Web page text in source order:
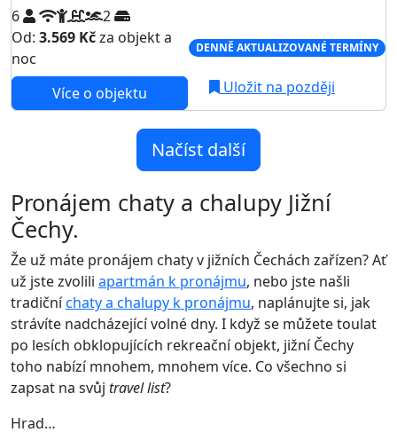
6
2
Od: 3.569 Kčza objekt a
noc
DENNĚ AKTUALIZOVANÉ TERMÍNY
Více o objektu Uložit na později
Načíst další
Pronájem chaty a chalupy Jižní
Čechy.
Že už máte pronájem chaty v jižních Čechách zařízen? Ať
už jste zvolili apartmán k pronájmu, nebo jste našli
tradičníchaty a chalupy k pronájmu, naplánujte si, jak
strávíte nadcházející volné dny. I když se můžete toulat
po lesích obklopujících rekreační objekt, jižní Čechy
toho nabízí mnohem, mnohem více. Co všechno si
zapsat na svůj travel list?
Hrad…